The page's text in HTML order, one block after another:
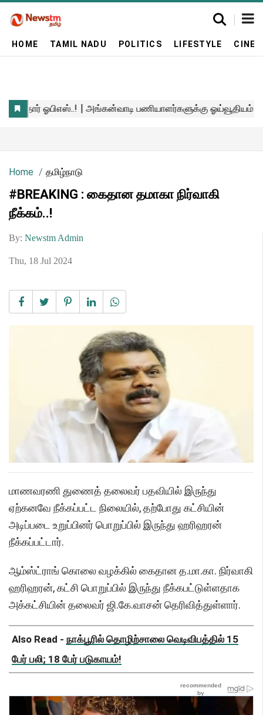
HOME TAMIL NADU POLITICS LIFESTYLE
Home தமிழ்நாடு
#BREAKING : கைதான தமாகா நிர்வாகி
நீக்கம்..!
By: Newstm Admin
Thu, 18 Jul 2024
மாணவரணி துணைத் தலைவர் பதவியில் இருந்து
ஏற்கனவே நீக்கப்பட்ட நிலையில், தற்போது கட்சியின்
அடிப்படை உறுப்பினர் பொறுப்பில் இருந்து ஹரிஹரன்
நீக்கப்பட்டார்.
ஆம்ஸ்ட்ராங் கொலை வழக்கில் கைதான த.மா.கா. நிர்வாகி
ஹரிஹரன், கட்சி பொறுப்பில் இருந்து நீக்கபட்டுள்ளதாக
அக்கட்சியின் தலைவர் ஜி.கே.வாசன் தெரிவித்துள்ளார்.
Also Read - நாக்பூரில் தொழிற்சாலை வெடிவிபத்தில் 15
பேர் பலி; 18 பேர் படுகாயம்!